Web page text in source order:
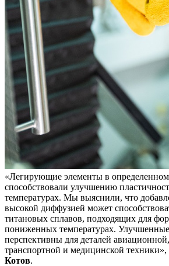
«Легирующие элементы в определенном
способствовали улучшению
температурах. Мы выяснили, что
высокой диффузией может
титановых сплавов, подходящих для
пониженных температурах.
перспективны для деталей
транспортной и медицинской
Котов.